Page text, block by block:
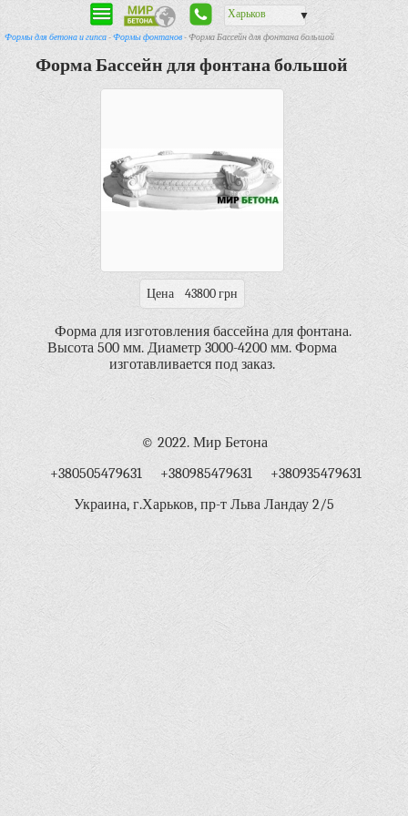
Харьков ▼
Формы для бетона и гипса-Формы фонтанов- Форма Бассейн для фонтана большой
Форма Бассейн для фонтана большой
Цена 43800 грн
Форма для изготовления бассейна для фонтана.
Высота 500 мм. Диаметр 3000-4200 мм. Форма
изготавливается под заказ.
© 2022. Мир Бетона
+380505479631 +380985479631 +380935479631
Украина, г.Харьков, пр-т Льва Ландау 2/5